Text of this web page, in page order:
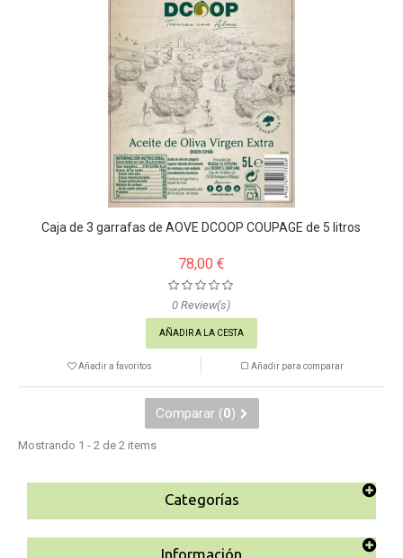
Caja de 3 garrafas de AOVE DCOOP COUPAGE de 5 litros
78,00 €
0 Review(s)
AÑADIR A LA CESTA
Añadir a favoritos Añadir para comparar
Comparar (0)
Mostrando 1 - 2 de 2 items
Categorías
Información